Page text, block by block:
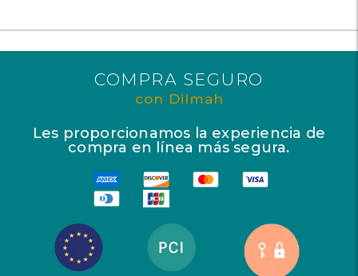
COMPRA SEGURO
con Dilmah
Les proporcionamos la experiencia de
compra en línea más segura.